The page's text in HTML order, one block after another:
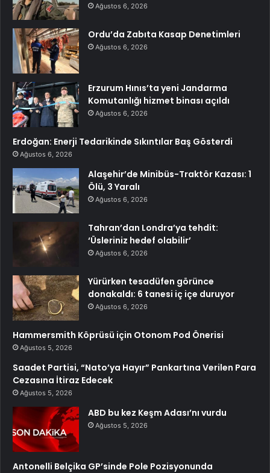
Ağustos 6, 2026
Ordu’da Zabıta Kasap Denetimleri
Ağustos 6, 2026
Erzurum Hınıs’ta yeni Jandarma
Komutanlığı hizmet binası açıldı
Ağustos 6, 2026
Erdoğan: Enerji Tedarikinde Sıkıntılar Baş Gösterdi
Ağustos 6, 2026
Alaşehir’de Minibüs-Traktör Kazası: 1
Ölü, 3 Yaralı
Ağustos 6, 2026
Tahran’dan Londra’ya tehdit:
‘Üsleriniz hedef olabilir’
Ağustos 6, 2026
Yürürken tesadüfen görünce
donakaldı: 6 tanesi iç içe duruyor
Ağustos 6, 2026
Hammersmith Köprüsü için Otonom Pod Önerisi
Ağustos 5, 2026
Saadet Partisi, “Nato’ya Hayır” Pankartına Verilen Para
Cezasına İtiraz Edecek
Ağustos 5, 2026
ABD bu kez Keşm Adası’nı vurdu
Ağustos 5, 2026
Antonelli Belçika GP’sinde Pole Pozisyonunda